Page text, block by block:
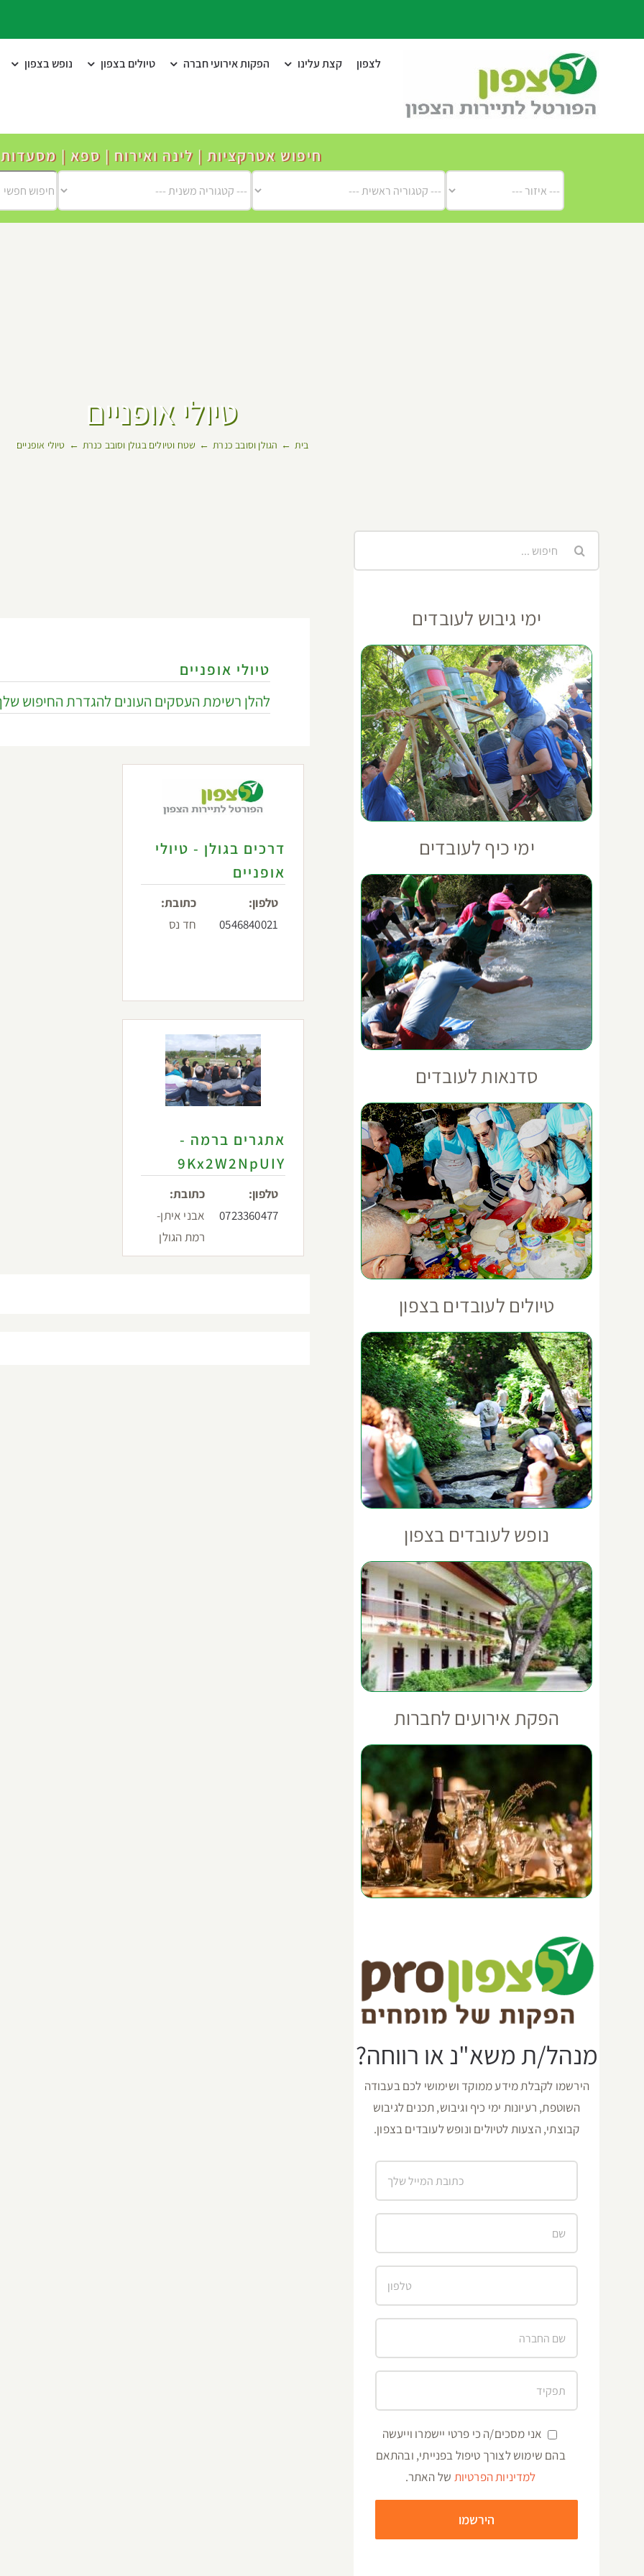
לצפון קצת עלינו הפקות אירועי חברה טיולים בצפון נופש בצפון
חיפוש אטרקציות | לינה ואירוח | ספא | מסעדות
טיולי אופניים
בית הגולן וסובב כנרת שטח וטיולים בגולן וסובב כנרת טיולי אופניים
טיולי אופניים
להלן רשימת העסקים העונים להגדרת החיפוש
דרכים בגולן - טיולי
אופניים
טלפון:
0546840021
כתובת:
חד נס
אתגרים ברמה -
9Kx2W2NpUIY
טלפון:
0723360477
כתובת:
אבני איתן-
רמת הגולן
ימי גיבוש לעובדים
ימי כיף לעובדים
סדנאות לעובדים
טיולים לעובדים בצפון
נופש לעובדים בצפון
הפקת אירועים לחברות
מנהל/ת משא"נ או רווחה?
הירשמו לקבלת מידע ממוקד ושימושי לכם בעבודה
השוטפת, רעיונות ימי כיף וגיבוש, תכנים לגיבוש
קבוצתי, הצעות לטיולים ונופש לעובדים בצפון.
אני מסכים/ה כי פרטי יישמרו וייעשה
בהם שימוש לצורך טיפול בפנייתי, ובהתאם
למדיניות הפרטיות של האתר.